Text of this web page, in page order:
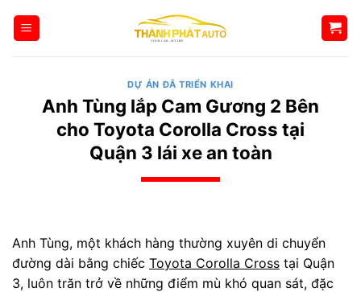
qua
DỰ ÁN ĐÃ TRIỂN KHAI
Anh Tùng lắp Cam Gương 2 Bên
cho Toyota Corolla Cross tại
Quận 3 lái xe an toàn
Anh Tùng, một khách hàng thường xuyên di chuyển
đường dài bằng chiếc Toyota Corolla Cross tại Quận
3, luôn trăn trở về những điểm mù khó quan sát, đặc